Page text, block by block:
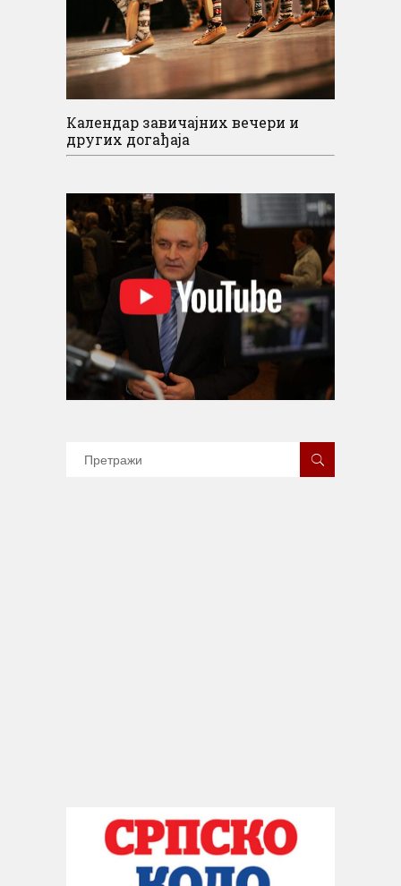
Календар завичајних вечери и
других догађаја